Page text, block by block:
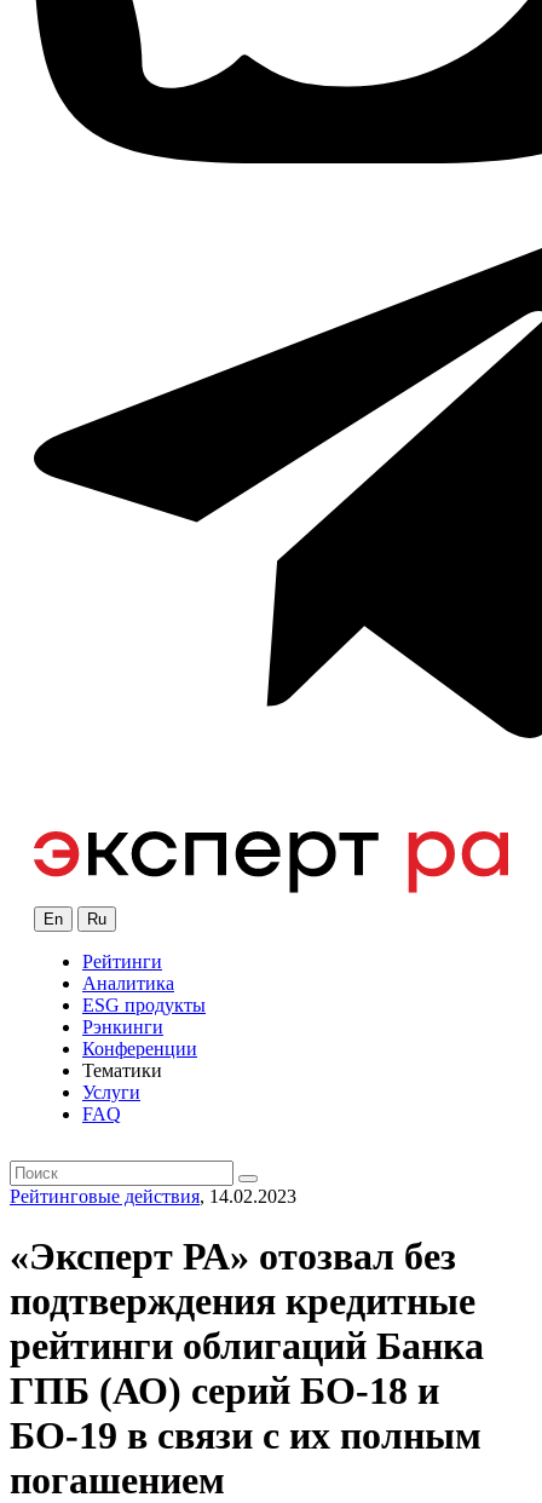
En Ru
Рейтинги
Аналитика
ESG продукты
Рэнкинги
Конференции
Тематики
Услуги
FAQ
Рейтинговые действия, 14.02.2023
«Эксперт РА» отозвал без
подтверждения кредитные
рейтинги облигаций Банка
ГПБ (АО) серий БО-18 и
БО-19 в связи с их полным
погашением